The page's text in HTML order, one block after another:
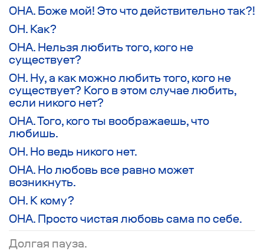
ОНА. Боже мой! Это что действительно так?!
ОН. Как?
ОНА. Нельзя любить того, кого не
существует?
ОН. Ну, а как можно любить того, кого не
существует? Кого в этом случае любить,
если никого нет?
ОНА. Того, кого ты воображаешь, что
любишь.
ОН. Но ведь никого нет.
ОНА. Но любовь все равно может
возникнуть.
ОН. К кому?
ОНА. Просто чистая любовь сама по себе.
Долгая пауза.